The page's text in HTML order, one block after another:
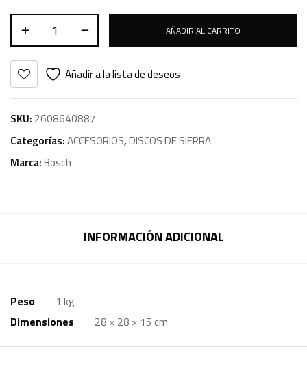
AÑADIR AL CARRITO
Añadir a la lista de deseos
SKU: 2608640887
Categorías:ACCESORIOS,DISCOS DE SIERRA
Marca:Bosch
INFORMACIÓN ADICIONAL
Peso
1 kg
Dimensiones
28 × 28 × 15 cm